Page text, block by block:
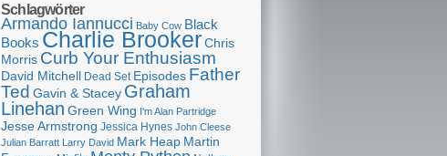
Schlagwörter
Armando Iannucci Baby Cow Black
Books Charlie BrookerChris
Morris Curb Your Enthusiasm
David Mitchell Dead Set Episodes Father
Ted Gavin & Stacey Graham
Linehan Green Wing I'm Alan Partridge
Jesse Armstrong Jessica Hynes John Cleese
Julian Barratt Larry David Mark Heap Martin